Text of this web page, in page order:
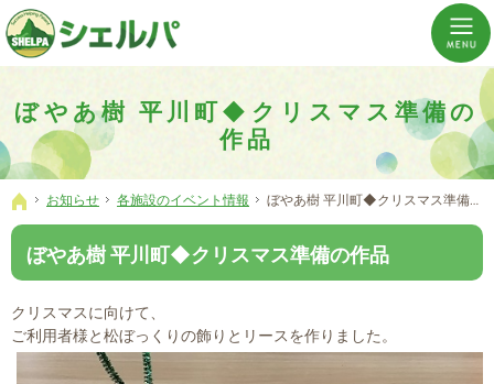
ぼやあ樹 平川町◆クリスマス準備の
作品
介護の「通い・泊まり・訪問」から必要なものだけをご提供。介護のことならシェルパへ。
横浜市神奈川区 事業所数No,1の小規模多機能型居宅介護ぼやあ樹
ホーム
お知らせ 各施設のイベント情報 ぼやあ樹 平川町◆クリスマス準備の作品
ぼやあ樹 平川町◆クリスマス準備の作品
クリスマスに向けて、
ご利用者様と松ぼっくりの飾りとリースを作りました。